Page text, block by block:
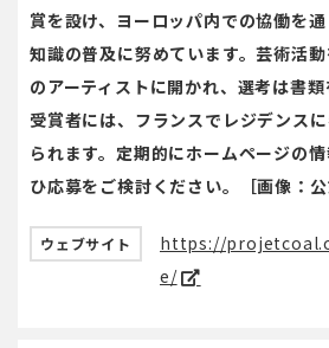
賞を設け、ヨーロッパ内での協働を
知識の普及に努めています。芸術活
のアーティストに開かれ、選考は書類
受賞者には、フランスでレジデンス
られます。定期的にホームページの
ひ応募をご検討ください。［画像：公
ウェブサイト
https://
e/